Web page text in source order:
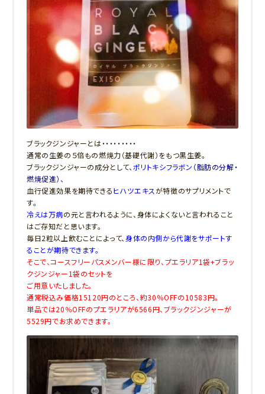
ブラックジンジャーとは・・・・・・・・・
通常の生姜の５倍もの燃焼力（基礎代謝）をもつ黒生姜。
ブラックジンジャーの成分として、 ポリトキシフラボン （脂肪の分解・
燃焼促進）、
血行促進効果を期待できるヒハツエキスが特徴のサプリメントで
す。
冷えは万病の元と言われるように、身体によくないと言われること
はご存知だと思います。
毎日2粒以上飲むことによって、 身体の内側から代謝をサポートす
ることが期待できます。
そこで、コースフリーパスメンバー様に限り、プエラリア1袋+ブラッ
クジンジャー1袋のセットを
ご用意いたしました。
通常税込み価格15120円のところ、約30％OFFの10583円。
単品では20％OFFのプエラリアが6566円、ブラックジンジャーが
5529円でお求めできます。